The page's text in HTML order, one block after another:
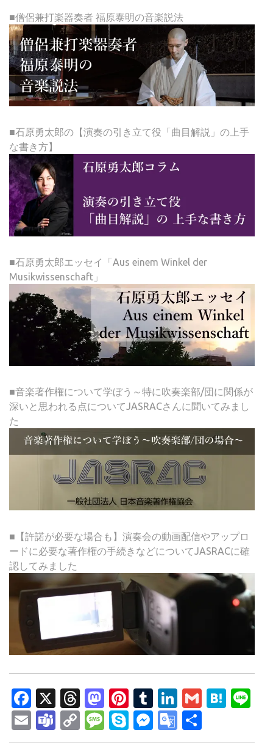
■僧侶兼打楽器奏者 福原泰明の音楽説法
■石原勇太郎の【演奏の引き立て役「曲目解説」の上手
な書き方】
■石原勇太郎エッセイ「Aus einem Winkel der
Musikwissenschaft」
■音楽著作権について学ぼう～特に吹奏楽部/団に関係が
深いと思われる点についてJASRACさんに聞いてみまし
た
■【許諾が必要な場合も】演奏会の動画配信やアップロ
ードに必要な著作権の手続きなどについてJASRACに確
認してみました
Facebook
X Threads
Mastodon
Pinterest
Tumblr
LinkedIn
Gmail
EmailTeams
Copy
Link
Message
SkypeMessenger
Google
Translate
有